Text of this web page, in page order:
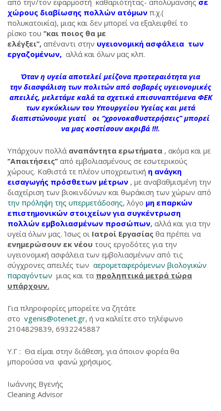
από την/τον εφαρμοστή καθαριότητας- απολύμανσης σε
χώρους διαβίωσης πολλών ατόμων π.χ.(
πολυκατοικία), μιας και δεν μπορεί να εξαλειφθεί το
ρίσκο του ‘’και ποιος θα με
ελέγξει’’, απέναντι στην υγειονομική ασφάλεια των
εργαζομένων, αλλά και όλων μας κλπ.
Όταν η υγεία αποτελεί μείζονα προτεραιότητα για
την διασφάλιση των πολιτών από σοβαρές υγειονομικές
απειλές, μελετάμε καλά τα σχετικά επισυναπτόμενα ΦΕΚ
των εγκύκλιων του Υπουργείου Υγείας και μετά
διαπιστώνουμε γιατί οι ‘’χρονοκαθυστερήσεις’’ μπορεί
να μας κοστίσουν ακριβά !!!.
Υπάρχουν πολλά αναπάντητα ερωτήματα , ακόμα και με
‘’Απαιτήσεις’’ από εμβολιασμένους σε εσωτερικούς
χώρους. Καθιστά τε πλέον υποχρεωτική η ανάγκη
εισαγωγής πρόσθετων μέτρων , με αναβαθμισμένη την
διαχείριση των βιοκινδύνων και θωράκιση των χώρων από
την πρόληψη της υπερμετάδοσης, λόγο μη επαρκών
επιστημονικών στοιχείων για συγκέντρωση
πολλών εμβολιασμένων προσώπων, αλλά και για την
υγεία όλων μας. Ίσως οι Ιατροί Εργασίας θα πρέπει να
ενημερώσουν εκ νέου τους εργοδότες για την
υγειονομική ασφάλεια των εμβολιασμένων από τις
σύγχρονες απειλές των αερομεταφερόμενων βιολογικών
παραγόντων μιας και τα προληπτικά μετρά τώρα
υπάρχουν.
Για πληροφορίες μπορείτε να ζητάτε
στο vgenis@otenet.gr, ή να καλείτε στο τηλέφωνο
2104829839, 6932245887
Υ.Γ : Θα είμαι στην διάθεση, για όποιον φορέα θα
μπορούσα να φανώ χρήσιμος.
Ιωάννης Βγενής
Cleaning Advisor